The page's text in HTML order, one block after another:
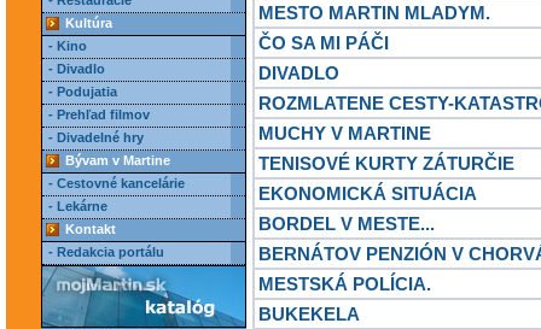
Kultúra
- Kino
- Divadlo
- Podujatia
- Prehľad filmov
- Divadelné hry
Bývam v Martine
- Cestovné kancelárie
- Lekárne
Kontakt
- Redakcia portálu
MESTO MARTIN MLADYM.
ČO SA MI PÁČI
DIVADLO
ROZMLATENE CESTY-
MUCHY V MARTINE
TENISOVÉ KURTY ZÁTURČIE
EKONOMICKÁ SITUÁCIA
BORDEL V MESTE...
BERNÁTOV PENZIÓN V
MESTSKÁ POLÍCIA.
BUKEKELA